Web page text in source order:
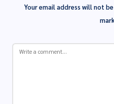
Your email address will not